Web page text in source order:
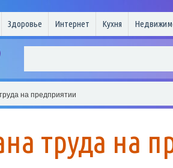
Здоровье Интернет Кухня
на предприятии
труда на